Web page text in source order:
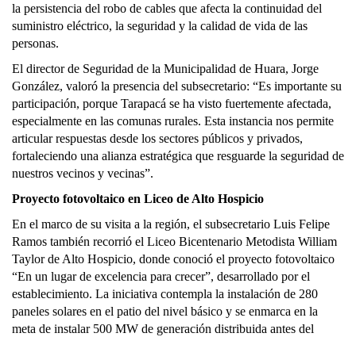
la persistencia del robo de cables que afecta la continuidad del
suministro eléctrico, la seguridad y la calidad de vida de las
personas.
El director de Seguridad de la Municipalidad de Huara, Jorge
González, valoró la presencia del subsecretario: “Es importante su
participación, porque Tarapacá se ha visto fuertemente afectada,
especialmente en las comunas rurales. Esta instancia nos permite
articular respuestas desde los sectores públicos y privados,
fortaleciendo una alianza estratégica que resguarde la seguridad de
nuestros vecinos y vecinas”.
Proyecto fotovoltaico en Liceo de Alto Hospicio
En el marco de su visita a la región, el subsecretario Luis Felipe
Ramos también recorrió el Liceo Bicentenario Metodista William
Taylor de Alto Hospicio, donde conoció el proyecto fotovoltaico
“En un lugar de excelencia para crecer”, desarrollado por el
establecimiento. La iniciativa contempla la instalación de 280
paneles solares en el patio del nivel básico y se enmarca en la
meta de instalar 500 MW de generación distribuida antes del